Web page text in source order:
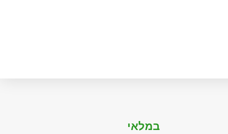
במלאי